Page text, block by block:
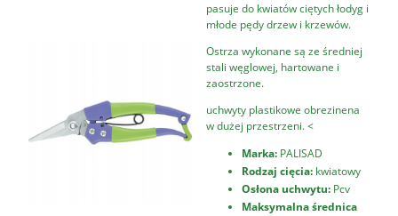
pasuje do kwiatów ciętych łodyg i
młode pędy drzew i krzewów.
Ostrza wykonane są ze średniej
stali węglowej, hartowane i
zaostrzone.
uchwyty plastikowe obrezinena
w dużej przestrzeni. <
Marka: PALISAD
Rodzaj cięcia: kwiatowy
Osłona uchwytu: Pcv
Maksymalna średnica